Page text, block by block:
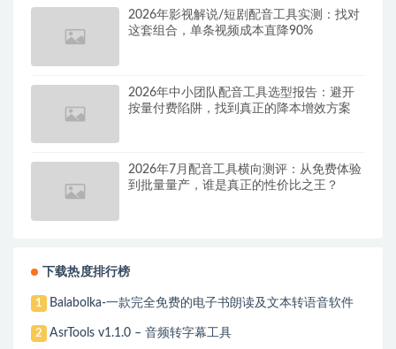
2026年影视解说/短剧配音工具实测：找对
这套组合，单条视频成本直降90%
2026年中小团队配音工具选型报告：避开
按量付费陷阱，找到真正的降本增效方案
2026年7月配音工具横向测评：从免费体验
到批量量产，谁是真正的性价比之王？
下载热度排行榜
1 Balabolka-一款完全免费的电子书朗读及文本转语音软件
2 AsrTools v1.1.0 – 音频转字幕工具